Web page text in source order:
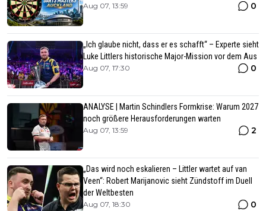
Aug 07, 13:59 0
„Ich glaube nicht, dass er es schafft“ – Experte sieht
Luke Littlers historische Major-Mission vor dem Aus
Aug 07, 17:30 0
ANALYSE | Martin Schindlers Formkrise: Warum 2027
noch größere Herausforderungen warten
Aug 07, 13:59 2
„Das wird noch eskalieren – Littler wartet auf van
Veen“: Robert Marijanovic sieht Zündstoff im Duell
der Weltbesten
Aug 07, 18:30 0